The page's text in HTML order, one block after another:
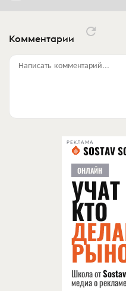
Комментарии
Написать комментарий...
РЕКЛАМА